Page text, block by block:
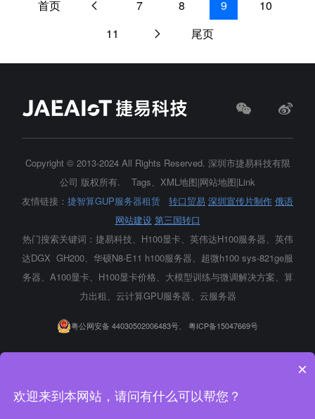
首页 7 8 9
10
11
尾页
Copyright © 2013-2024 All Rights Reserved. 深圳市捷易科技有限
公司 版权所有. Tags、 XML地图|网站地图|Link
友情链接： 捷智算GUP服务器租赁 转口贸易 深圳宣传片制作 俄语
网站建设 第三国转口
热门搜索关键词：捷易科技、H100显卡、 英伟达H100服务器、英伟
达DGX GH200、华硕N8-E11 h100服务器、超微h100 sys-821ge服
务器、A100显卡、H100显卡价格、大模型训练与微调解决方案、算
力出租、云计算GPU服务器、云服务器
粤公网安备 44030502006483号、 粤ICP备15047669号
×
欢迎来到本网站，请问有什么可以帮您？